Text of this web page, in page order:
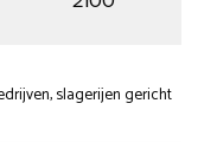
slagerijen gericht